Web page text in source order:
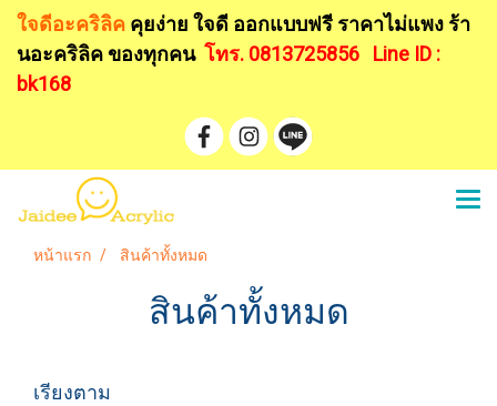
ใจดีอะคริลิค คุยง่าย ใจดี ออกแบบฟรี ราคาไม่แพง ร้า
นอะคริลิค ของทุกคน โทร. 0813725856 Line ID :
bk168
หน้าแรก สินค้าทั้งหมด
สินค้าทั้งหมด
เรียงตาม